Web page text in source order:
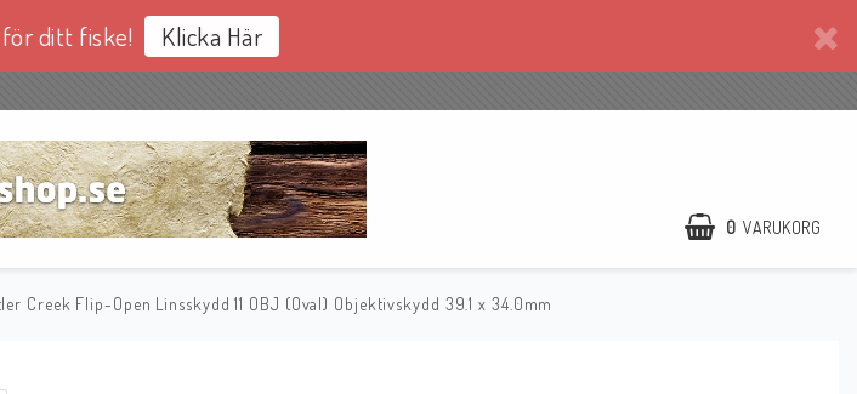
ditt fiske! Klicka Här
0 VARUKORG
Creek Flip-Open Linsskydd 11 OBJ (Oval) Objektivskydd 39.1 x 34.0mm